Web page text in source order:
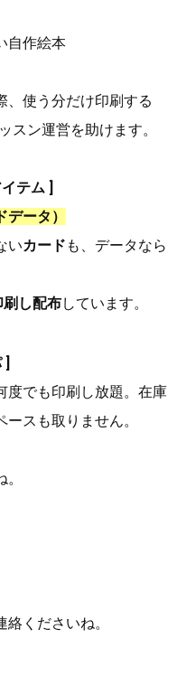
作絵本
、使う分だけ印刷する
スン運営を助けます。
テム ]
ータ）
いカード も、データなら
し配布しています。
度でも印刷し放題。在庫
スも取りません。
くださいね。